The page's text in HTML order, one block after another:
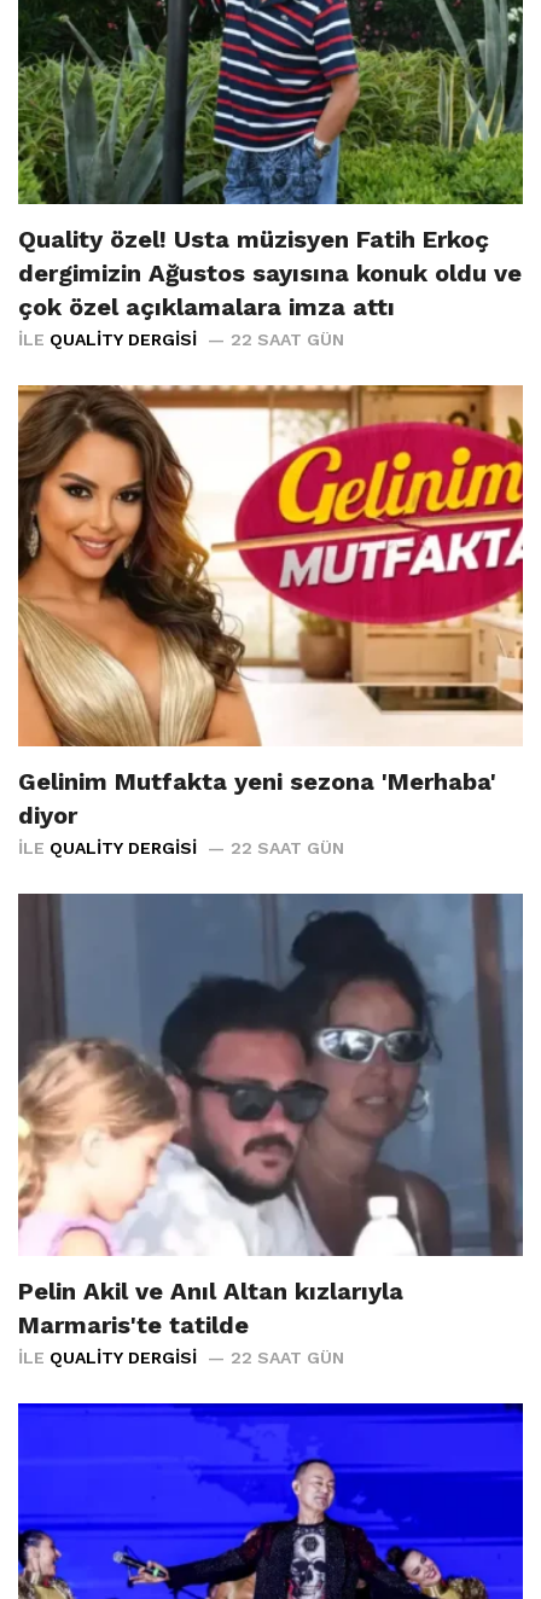
Quality özel! Usta müzisyen Fatih Erkoç
dergimizin Ağustos sayısına konuk oldu ve
çok özel açıklamalara imza attı
İLE QUALITY DERGISI 22 SAAT GÜN
Gelinim Mutfakta yeni sezona 'Merhaba'
diyor
İLE QUALITY DERGISI 22 SAAT GÜN
Pelin Akil ve Anıl Altan kızlarıyla
Marmaris'te tatilde
İLE QUALITY DERGISI 22 SAAT GÜN